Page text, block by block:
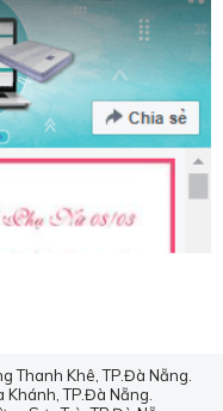
cấp.
lượng kém, hàng giả,
và thân thiện nhất với
cạnh tranh tốt nhất
thời gian đã ghi
gối vải lụa (Silk) cao
Thanh Khê, TP.Đà Nẵng.
Khánh, TP.Đà Nẵng.